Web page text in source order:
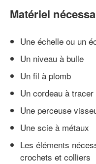
Matériel
Une échelle ou un
Un niveau à bulle
Un fil à plomb
Un cordeau à tracer
Une perceuse
Une scie à métaux
Les éléments
crochets et colliers